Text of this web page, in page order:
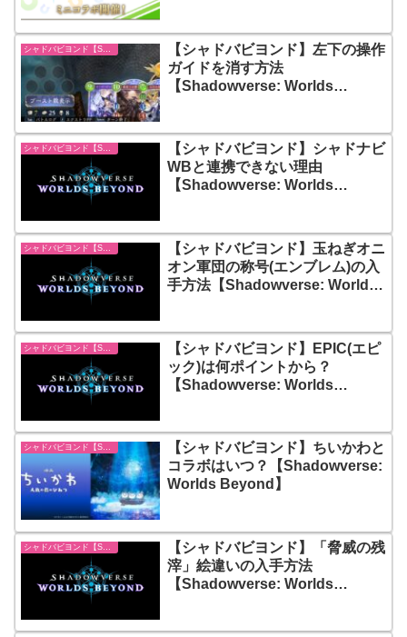
【シャドバビヨンド】左下の操作
ガイドを消す方法
【Shadowverse: Worlds
シャドバビヨンド【Shadowverse: Worlds Beyond】
【シャドバビヨンド】シャドナビ
WBと連携できない理由
【Shadowverse: Worlds
シャドバビヨンド【Shadowverse: Worlds Beyond】
【シャドバビヨンド】玉ねぎオニ
オン軍団の称号(エンブレム)の入
手方法【Shadowverse: Worlds
【シャドバビヨンド】EPIC(エピ
ック)は何ポイントから？
【Shadowverse: Worlds
シャドバビヨンド【Shadowverse: Worlds Beyond】
【シャドバビヨンド】ちいかわと
コラボはいつ？【Shadowverse:
Worlds Beyond】
シャドバビヨンド【Shadowverse: Worlds Beyond】
【シャドバビヨンド】「脅威の残
滓」絵違いの入手方法
【Shadowverse: Worlds